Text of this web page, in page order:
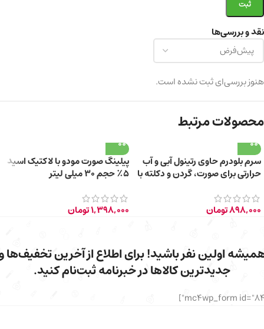
نقد و بررسی‌ها
هنوز بررسی‌ای ثبت نشده است.
محصولات مرتبط
سرم بلودرم حاوی رتینول آبی و آب
حرارتی برای صورت، گردن و دکلته با
898,000تومان
پیلینگ صورت مودو با لاکتیک اسید
۵٪ حجم ۳۰ میلی لیتر
1,398,000تومان
اولین نفر باشید! برای اطلاع از آخرین تخفیف‌ها
جدیدترین کالاها در خبرنامه ثبت‌نام کنید.